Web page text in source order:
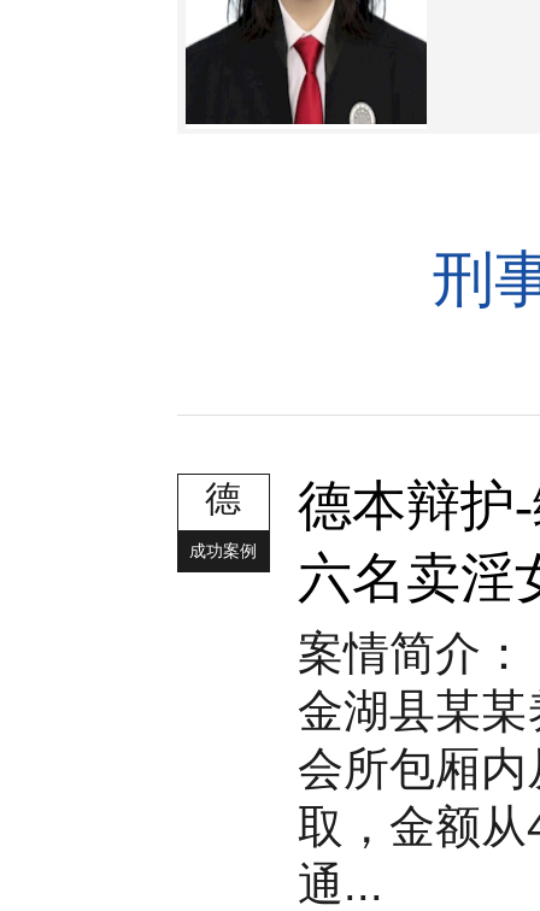
刑
德
成功案例
德本辩护
六名卖淫
案情简介
金湖县某
会所包厢
取，金额
通...